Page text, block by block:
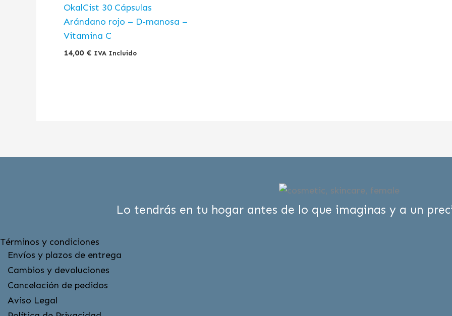
OkalCist 30 Cápsulas
Arándano rojo – D-manosa –
Vitamina C
14,00 € IVA Incluido
Lo tendrás en tu hogar antes de lo que imaginas y a un
Términos y condiciones
Envíos y plazos de entrega
Cambios y devoluciones
Cancelación de pedidos
Aviso Legal